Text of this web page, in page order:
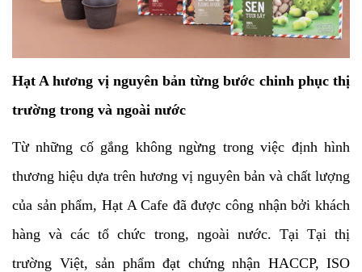
Hạt A hương vị nguyên bản từng bước chinh phục thị
trường trong và ngoài nước
Từ những cố gắng không ngừng trong việc định hình
thương hiệu dựa trên hương vị nguyên bản và chất lượng
của sản phẩm, Hạt A Cafe đã được công nhận bởi khách
hàng và các tổ chức trong, ngoài nước. Tại Tại thị
trường Việt, sản phẩm đạt chứng nhận HACCP, ISO